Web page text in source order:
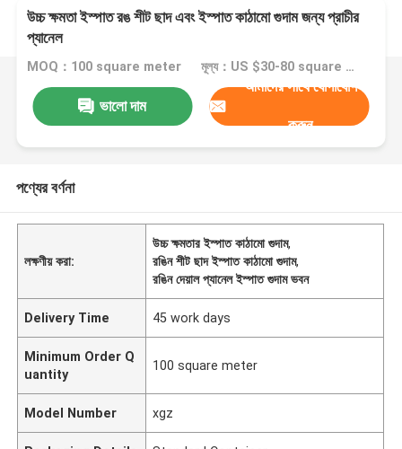
উচ্চ ক্ষমতা ইস্পাত রঙ শীট ছাদ এবং ইস্পাত কাঠামো গুদাম জন্য প্রাচীর
প্যানেল
MOQ：100 square meter মূল্য：US $30-80 square meter
ভালো দাম
আমাদের সাথে যোগাযোগ
করুন
পণ্যের বর্ণনা
লক্ষণীয় করা:
উচ্চ ক্ষমতার ইস্পাত কাঠামো গুদাম,
রঙিন শীট ছাদ ইস্পাত কাঠামো গুদাম,
রঙিন দেয়াল প্যানেল ইস্পাত গুদাম ভবন
Delivery Time 45 work days
Minimum Order Q
uantity
100 square meter
Model Number xgz